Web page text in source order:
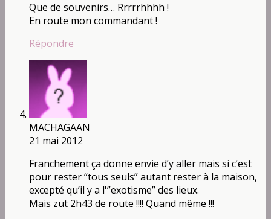
Que de souvenirs… Rrrrrhhhh !
En route mon commandant !
Répondre
MACHAGAAN
21 mai 2012
Franchement ça donne envie d’y aller mais si c’est
pour rester “tous seuls” autant rester à la maison,
excepté qu’il y a l'”exotisme” des lieux.
Mais zut 2h43 de route !!!! Quand même !!!